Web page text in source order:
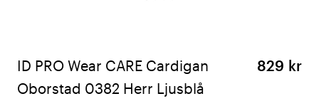
ID PRO Wear CARE Cardigan
Oborstad 0382 Herr Ljusblå
829 kr